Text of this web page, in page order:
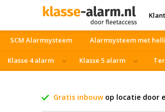
SCM Alarmsysteem Alarmsysteem met
Klasse 4 alarm Klasse 5 alarm
Gratis inbouwop locatie door